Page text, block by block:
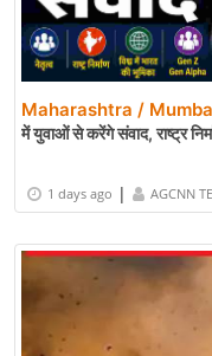
Maharashtra /
में युवाओं से करेंगे संवाद, राष्ट्र
1 days ago | AGCNN